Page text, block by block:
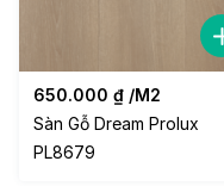
650.000 ₫ /M2
Sàn Gỗ Dream Prolux
PL8679